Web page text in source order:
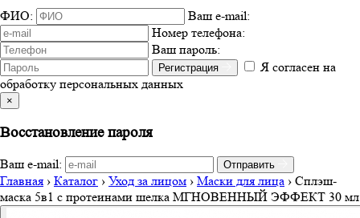
ФИО:
Ваш e-mail:
Номер телефона:
Ваш пароль:
Регистрация
Я согласен на
обработку персональных данных
×
Восстановление пароля
Ваш e-mail: Отправить
Главная › Каталог › Уход за лицом › Маски для лица › Сплэш-
маска 5в1 с протеинами шелка МГНОВЕННЫЙ ЭФФЕКТ 30 мл